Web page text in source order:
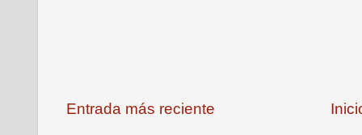
Entrada más reciente